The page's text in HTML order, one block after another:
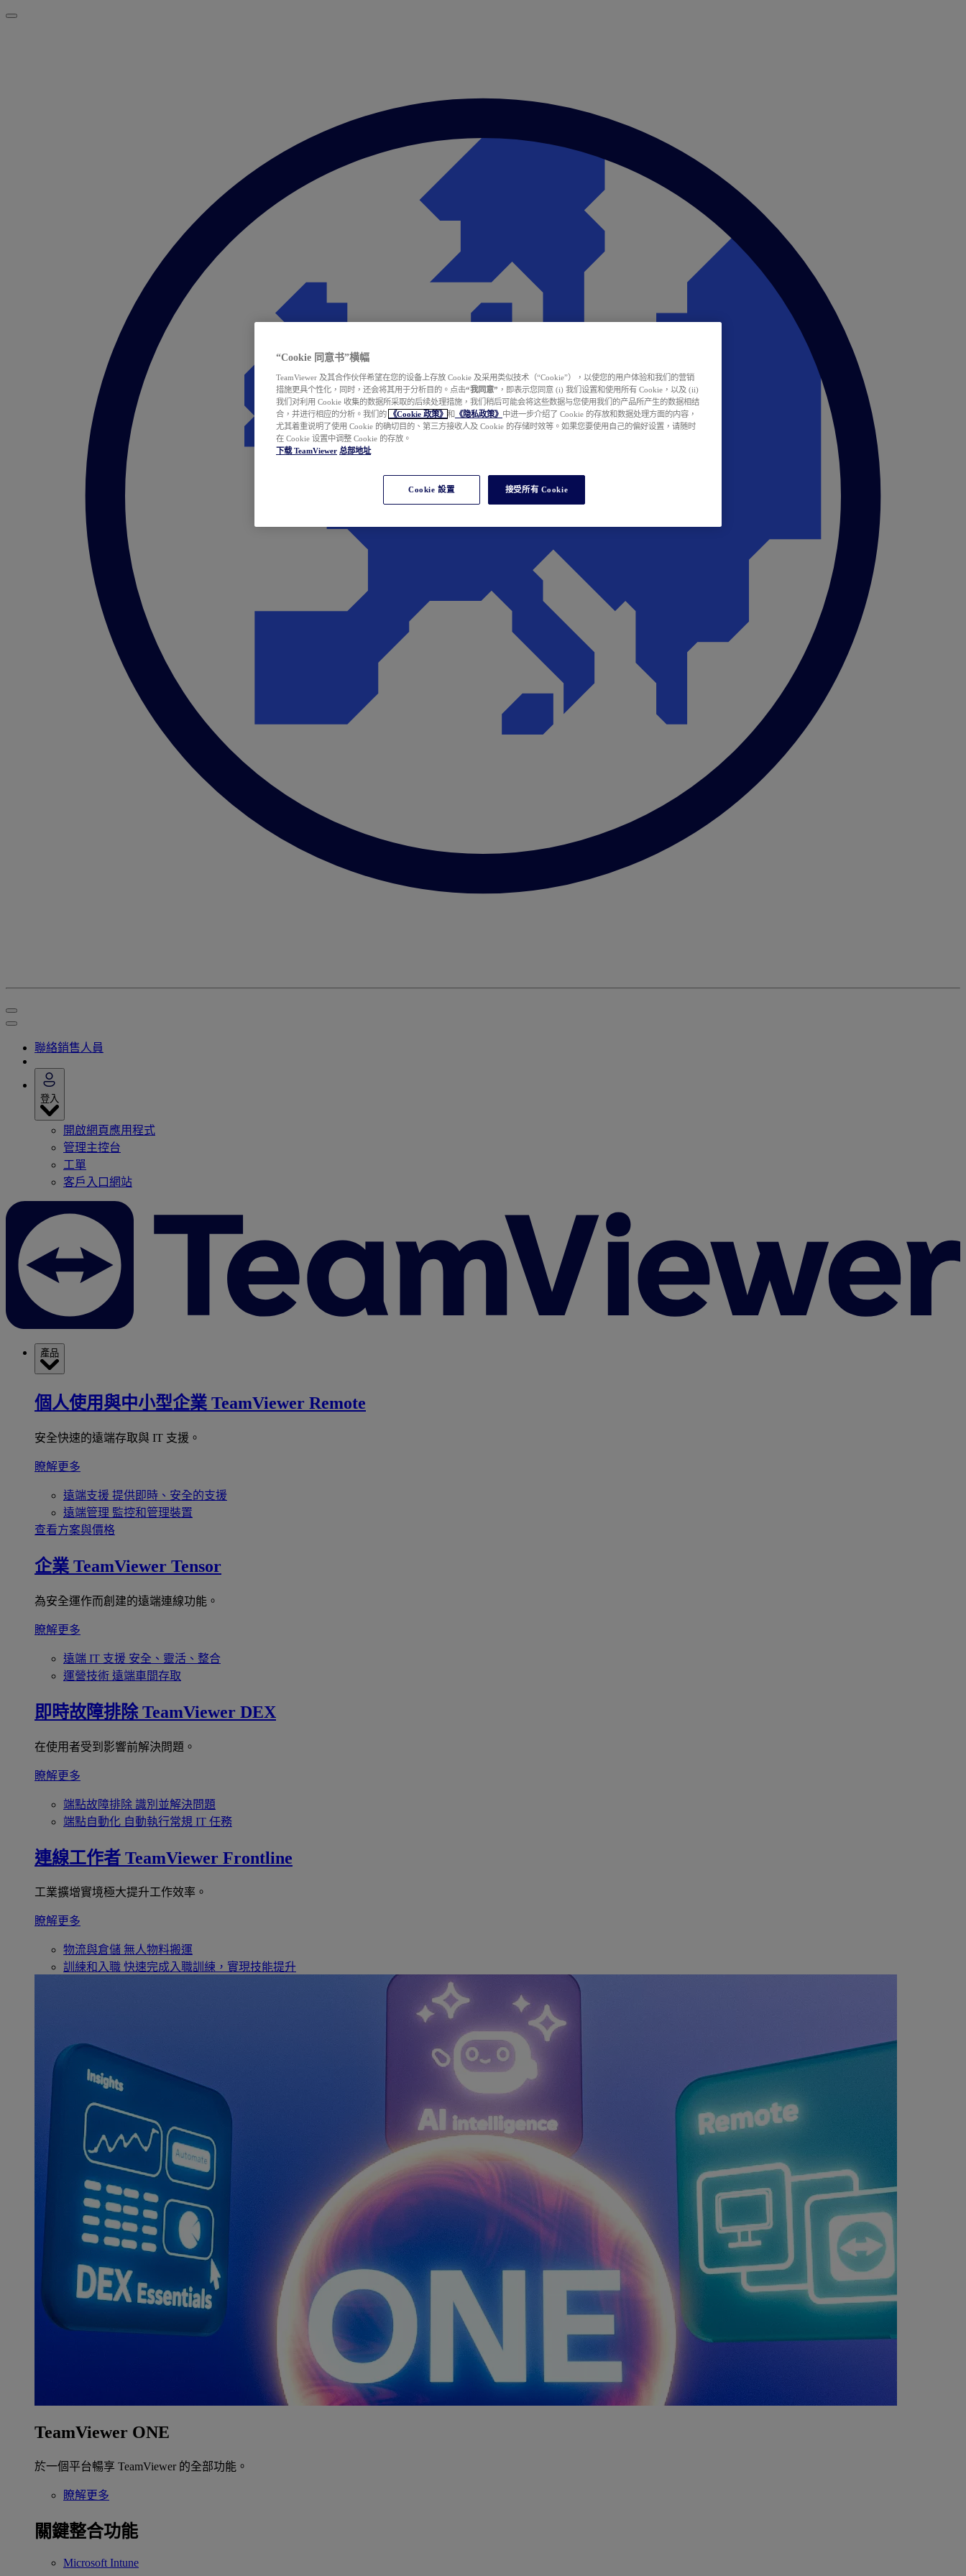
聯絡銷售人員
登入
開啟網頁應用程式
管理主控台
工單
客戶入口網站
產品
個人使用與中小型企業 TeamViewer Remote
安全快速的遠端存取與 IT 支援。
瞭解更多
遠端支援 提供即時、安全的支援
遠端管理 監控和管理裝置
查看方案與價格
企業 TeamViewer Tensor
為安全運作而創建的遠端連線功能。
瞭解更多
遠端 IT 支援 安全、靈活、整合
運營技術 遠端車間存取
即時故障排除 TeamViewer DEX
在使用者受到影響前解決問題。
瞭解更多
端點故障排除 識別並解決問題
端點自動化 自動執行常規 IT 任務
連線工作者 TeamViewer Frontline
工業擴增實境極大提升工作效率。
瞭解更多
物流與倉儲 無人物料搬運
訓練和入職 快速完成入職訓練，實現技能提升
TeamViewer ONE
於一個平台暢享 TeamViewer 的全部功能。
瞭解更多
關鍵整合功能
Microsoft Intune
“Cookie 同意书”横幅
TeamViewer 及其合作伙伴希望在您的设备上存放 Cookie 及采用类似技术（“Cookie”），以使您的用户体验和我们的营销
措施更具个性化，同时，还会将其用于分析目的。点击“我同意” ，即表示您同意 (i) 我们设置和使用所有 Cookie，以及 (ii)
我们对利用 Cookie 收集的数据所采取的后续处理措施，我们稍后可能会将这些数据与您使用我们的产品所产生的数据相结
合，并进行相应的分析。我们的
《Cookie 政策》 和 《隐私政策》 中进一步介绍了 Cookie 的存放和数据处理方面的内容，
尤其着重说明了使用 Cookie 的确切目的、第三方接收人及 Cookie 的存储时效等。如果您要使用自己的偏好设置，请随时
在 Cookie 设置中调整 Cookie 的存放。
下载 TeamViewer 总部地址
Cookie 設置 接受所有 Cookie